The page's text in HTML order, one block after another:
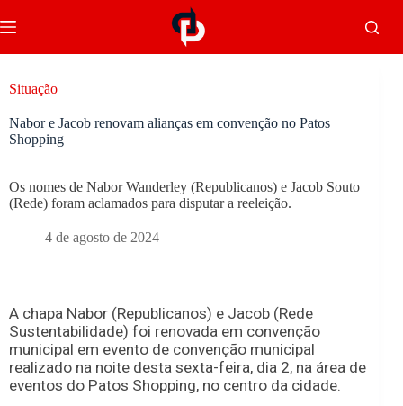
Situação
Nabor e Jacob renovam alianças em convenção no Patos
Shopping
Os nomes de Nabor Wanderley (Republicanos) e Jacob Souto
(Rede) foram aclamados para disputar a reeleição.
4 de agosto de 2024
A chapa Nabor (Republicanos) e Jacob (Rede
Sustentabilidade) foi renovada em convenção
municipal em evento de convenção municipal
realizado na noite desta sexta-feira, dia 2, na área de
eventos do Patos Shopping, no centro da cidade.